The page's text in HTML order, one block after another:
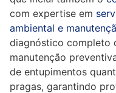
com expertise em
ambiental e
diagnóstico completo
manutenção
de entupimentos
pragas, garantindo